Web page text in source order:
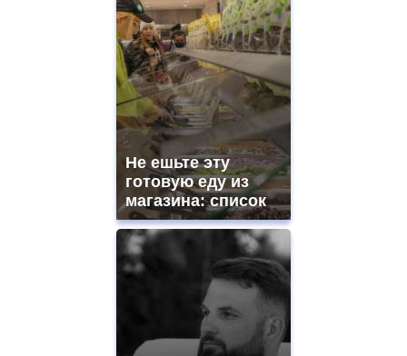
Не ешьте эту
готовую еду из
магазина: список